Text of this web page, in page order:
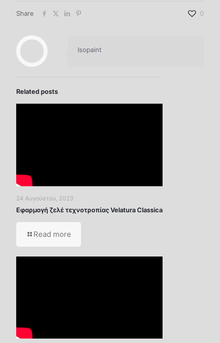
Share 0
Isopaint
Related posts
24 Αυγούστου, 2023
Εφαρμογή ζελέ τεχνοτροπίας Velatura Classica
Read more